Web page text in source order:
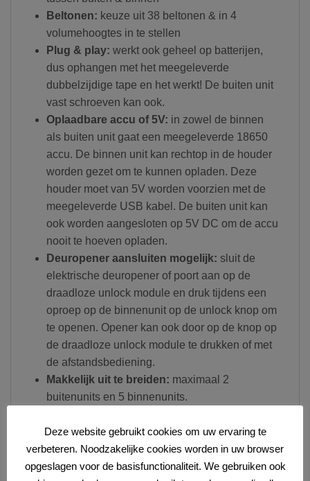
Beltonen: keuze uit 38 beltonen & in 4
volumehoogtes in te stellen
Plug & play: werkt ook geheel op batterijen,
dus ophangen met het meegeleverde
dubbelzijdige tape en het werkt! De buiten unit
vast schroeven kan ook.
Oplaadbare accu of 5V: in zowel de binnen
als buiten unit gaat een meegeleverde 18650
accu. De binnen unit kan rechtop in de houder
worden gezet om te kunnen opladen. Deze
houder moet van 5V worden voorzien met de
meegeleverde USB kabel. De buiten unit kan
ook worden aangesloten op 5V DC om de accu
nooit te hoeven opladen.
Deuropener aansluiten mogelijk: sluit de
elektrische deuropener of poort aan op de
draadloze unlock module en druk tijdens een
oproep op de binnenunit op de unlock knop om
te openen. Opener kan ook door op de knop op
de draadloze unlock module te drukken of met
de afstandsbediening.
Makkelijk uit te breiden: maximaal 2
buitenunits en 5 binnenunits.
Draadloze afstand kan tegenvallen:elke
situatie is anders dus probeer het uit!
Retourneren is gratis.
Deze website gebruikt cookies om uw ervaring te
verbeteren. Noodzakelijke cookies worden in uw browser
opgeslagen voor de basisfunctionaliteit. We gebruiken ook